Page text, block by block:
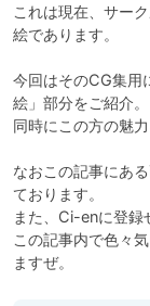
これは現在、サー
絵であります。
今回はそのCG集用
絵」部分をご紹介。
同時にこの方の魅
なおこの記事にあ
ております。
また、Ci-enに登録
この記事内で色々
ますぜ。